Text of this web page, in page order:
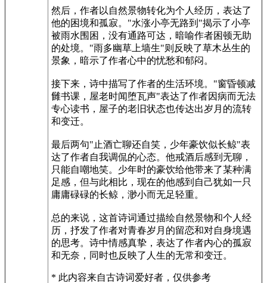
然后，作者以自然景物转化为个人经历，表达了
他的困境和孤寂。"水涨小亭无路到"揭示了小亭
被雨水围困，没有通路可达，暗喻作者困顿无助
的处境。"雨多幽草上墙生"则反映了草木丛生的
景象，暗示了作者心中的忧愁和郁闷。
接下来，诗中描写了作者的生活环境。"窗昏顿减
雠书课，屋老时闻堕瓦声"表达了作者因病而无法
专心读书，屋子的老旧状态也传达出岁月的流转
和变迁。
最后两句"止酒亡聊还自笑，少年豪饮似长鲸"表
达了作者自我调侃的心态。他戒酒后感到无聊，
只能自嘲地笑。少年时的豪饮给他带来了某种满
足感，但与此相比，现在的他感到自己犹如一只
庸庸碌碌的长鲸，渺小而无足轻重。
总的来说，这首诗词通过描绘自然景物和个人经
历，抒发了作者对青春岁月的留恋和对自身境遇
的思考。诗中情感真挚，表达了作者内心的孤寂
和无奈，同时也反映了人生的无常和变迁。
* 此内容来自古诗词爱好者，仅供参考